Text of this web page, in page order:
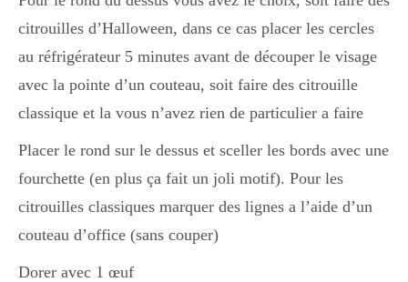
citrouilles d’Halloween, dans ce cas placer les cercles
au réfrigérateur 5 minutes avant de découper le visage
avec la pointe d’un couteau, soit faire des citrouille
classique et la vous n’avez rien de particulier a faire
Placer le rond sur le dessus et sceller les bords avec une
fourchette (en plus ça fait un joli motif). Pour les
citrouilles classiques marquer des lignes a l’aide d’un
couteau d’office (sans couper)
Dorer avec 1 œuf